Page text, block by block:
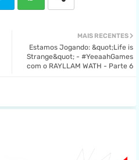
tsa
MAIS RECENTES
Estamos Jogando: &quot;Life is
Strange&quot; - #YeeaahGames
com o RAYLLAM WATH - Parte 6